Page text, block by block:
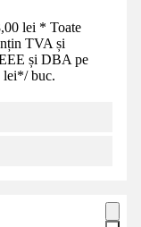
lei * Toate
TVA și
și DBA pe
lei*/ buc.